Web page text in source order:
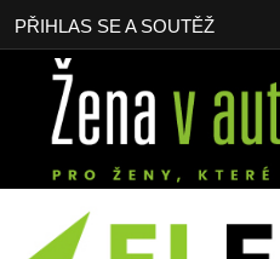
PŘIHLAS SE A SOUTĚŽ